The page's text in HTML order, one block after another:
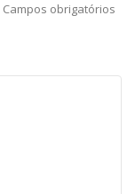
Campos obrigatórios